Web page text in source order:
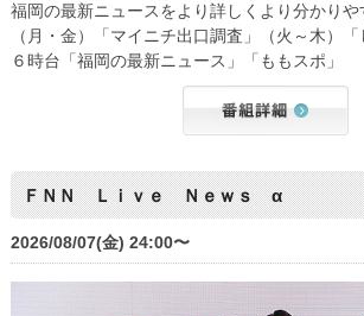
福岡の最新ニュースをより詳しくより分かり
（月・金）「マイニチ出口調査」（火～木）
６時台「福岡の最新ニュース」「ももスポ」
ＦＮＮ Ｌｉｖｅ Ｎｅｗｓ α
2026/08/07(金) 24:00〜